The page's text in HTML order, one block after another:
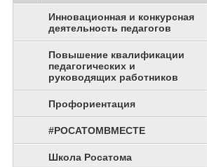
Инновационная и конкурсная
деятельность педагогов
Повышение квалификации
педагогических и
руководящих работников
Профориентация
#РОСАТОМВМЕСТЕ
Школа Росатома